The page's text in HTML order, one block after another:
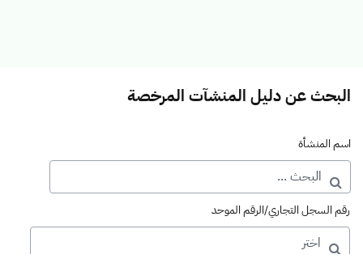
البحث عن دليل المنشآت المرخصة
اسم المنشأة
رقم السجل التجاري/الرقم الموحد